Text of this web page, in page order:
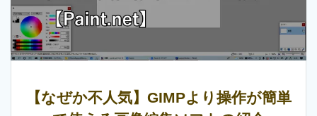
【なぜか不人気】GIMPより操作が簡単